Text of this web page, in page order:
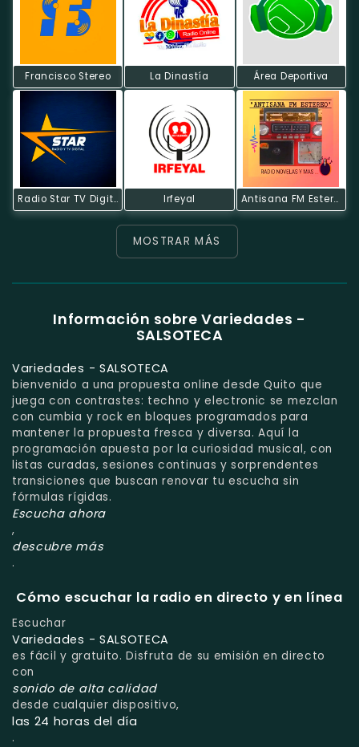
Francisco Stereo La Dinastía Área Deportiva
Radio Star TV Digital Irfeyal Antisana FM Estereo
MOSTRAR MÁS
Información sobre Variedades -
SALSOTECA
Variedades - SALSOTECA
bienvenido a una propuesta online desde Quito que
juega con contrastes: techno y electronic se mezclan
con cumbia y rock en bloques programados para
mantener la propuesta fresca y diversa. Aquí la
programación apuesta por la curiosidad musical, con
listas curadas, sesiones continuas y sorprendentes
transiciones que buscan renovar tu escucha sin
fórmulas rígidas.
Escucha ahora
,
descubre más
.
Cómo escuchar la radio en directo y en línea
Escuchar
Variedades - SALSOTECA
es fácil y gratuito. Disfruta de su emisión en directo
con
sonido de alta calidad
desde cualquier dispositivo,
las 24 horas del día
.